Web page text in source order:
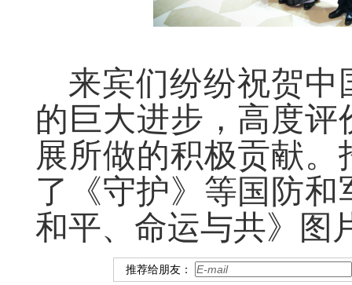
来宾们纷纷祝贺中
的巨大进步，高度
展所做的积极贡献
了《守护》等国防
和平、命运与共》图
推荐给朋友：